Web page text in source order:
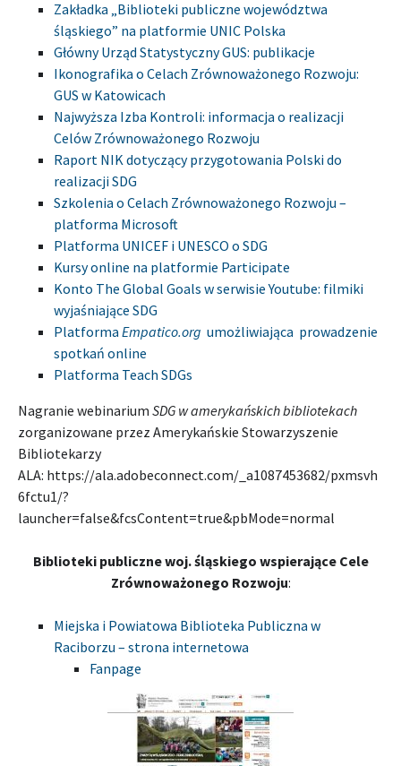
Zakładka „Biblioteki publiczne województwa
śląskiego” na platformie UNIC Polska
Główny Urząd Statystyczny GUS: publikacje
Ikonografika o Celach Zrównoważonego Rozwoju:
GUS w Katowicach
Najwyższa Izba Kontroli: informacja o realizacji
Celów Zrównoważonego Rozwoju
Raport NIK dotyczący przygotowania Polski do
realizacji SDG
Szkolenia o Celach Zrównoważonego Rozwoju –
platforma Microsoft
Platforma UNICEF i UNESCO o SDG
Kursy online na platformie Participate
Konto The Global Goals w serwisie Youtube: filmiki
wyjaśniające SDG
Platforma Empatico.org umożliwiająca prowadzenie
spotkań online
Platforma Teach SDGs
Nagranie webinarium SDG w amerykańskich bibliotekach
zorganizowane przez Amerykańskie Stowarzyszenie
Bibliotekarzy
ALA: https://ala.adobeconnect.com/_a1087453682/pxmsvh
6fctu1/?
launcher=false&fcsContent=true&pbMode=normal
Biblioteki publiczne woj. śląskiego wspierające Cele
Zrównoważonego Rozwoju:
Miejska i Powiatowa Biblioteka Publiczna w
Raciborzu – strona internetowa
Fanpage